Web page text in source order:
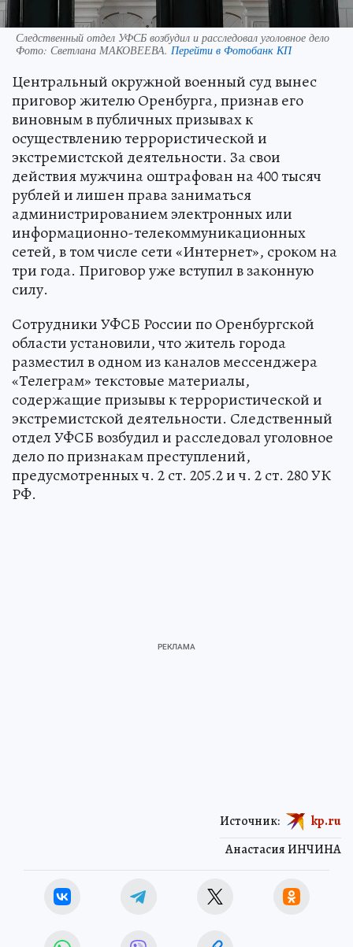
Следственный отдел УФСБ возбудил и расследовал уголовное дело
Фото: Светлана МАКОВЕЕВА. Перейти в Фотобанк КП
Центральный окружной военный суд вынес
приговор жителю Оренбурга, признав его
виновным в публичных призывах к
осуществлению террористической и
экстремистской деятельности. За свои
действия мужчина оштрафован на 400 тысяч
рублей и лишен права заниматься
администрированием электронных или
информационно-телекоммуникационных
сетей, в том числе сети «Интернет», сроком на
три года. Приговор уже вступил в законную
силу.
Сотрудники УФСБ России по Оренбургской
области установили, что житель города
разместил в одном из каналов мессенджера
«Телеграм» текстовые материалы,
содержащие призывы к террористической и
экстремистской деятельности. Следственный
отдел УФСБ возбудил и расследовал уголовное
дело по признакам преступлений,
предусмотренных ч. 2 ст. 205.2 и ч. 2 ст. 280 УК
РФ.
Анастасия ИНЧИНА
Источник: kp.ru